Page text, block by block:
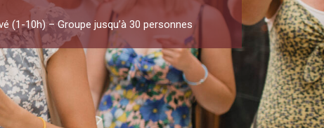
(1-10h) – Groupe jusqu’à 30 personnes